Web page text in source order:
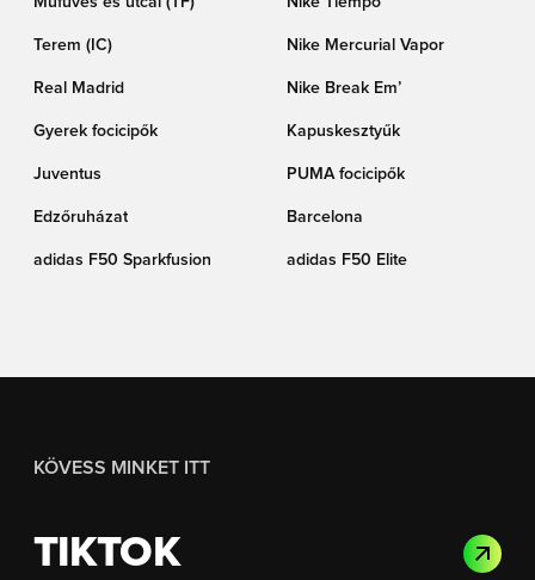
Terem (IC) Nike Mercurial Vapor
Real Madrid Nike Break Em’
Gyerek focicipők Kapuskesztyűk
Juventus PUMA focicipők
Edzőruházat Barcelona
adidas F50 Sparkfusion adidas F50 Elite
KÖVESS MINKET ITT
TIKTOK